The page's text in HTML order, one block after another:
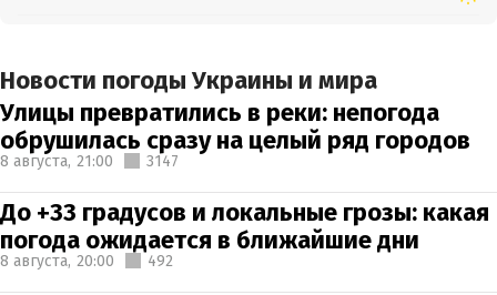
Новости погоды Украины и мира
Улицы превратились в реки: непогода
обрушилась сразу на целый ряд городов
8 августа, 21:00 3147
До +33 градусов и локальные грозы: какая
погода ожидается в ближайшие дни
8 августа, 20:00 492